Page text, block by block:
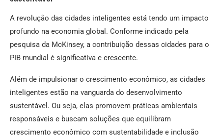
A revolução das cidades inteligentes está tendo um impacto
profundo na economia global. Conforme indicado pela
pesquisa da McKinsey, a contribuição dessas cidades para o
PIB mundial é significativa e crescente.
Além de impulsionar o crescimento econômico, as cidades
inteligentes estão na vanguarda do desenvolvimento
sustentável. Ou seja, elas promovem práticas ambientais
responsáveis e buscam soluções que equilibram
crescimento econômico com sustentabilidade e inclusão